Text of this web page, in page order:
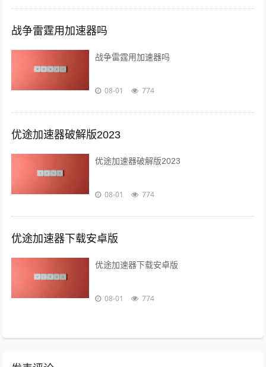
战争雷霆用加速器吗
战争雷霆用加速器吗
08-01 774
优途加速器破解版2023
优途加速器破解版2023
08-01 774
优途加速器下载安卓版
优途加速器下载安卓版
08-01 774